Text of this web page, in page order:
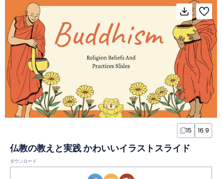
15 16:9
仏教の教えと実践 かわいいイラストスライド
ダウンロード